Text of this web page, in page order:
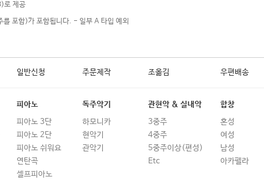
21
23
24
25
26
로 제공
포함)가 포함됩니다. - 일부 A 타입 예외
일반신청 주문제작 조옮김 우편배송
피아노
피아노 3단
피아노 2단
피아노 쉬워요
연탄곡
셀프피아노
독주악기
하모니카
현악기
관악기
관현악 & 실내악
3중주
4중주
5중주이상(편성)
Etc
합창
혼성
여성
남성
아카펠라